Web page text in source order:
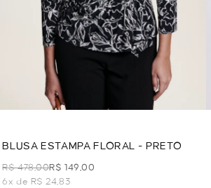
BLUSA ESTAMPA FLORAL - PRETO
R$ 478,00R$ 149,00
6x de R$ 24,83